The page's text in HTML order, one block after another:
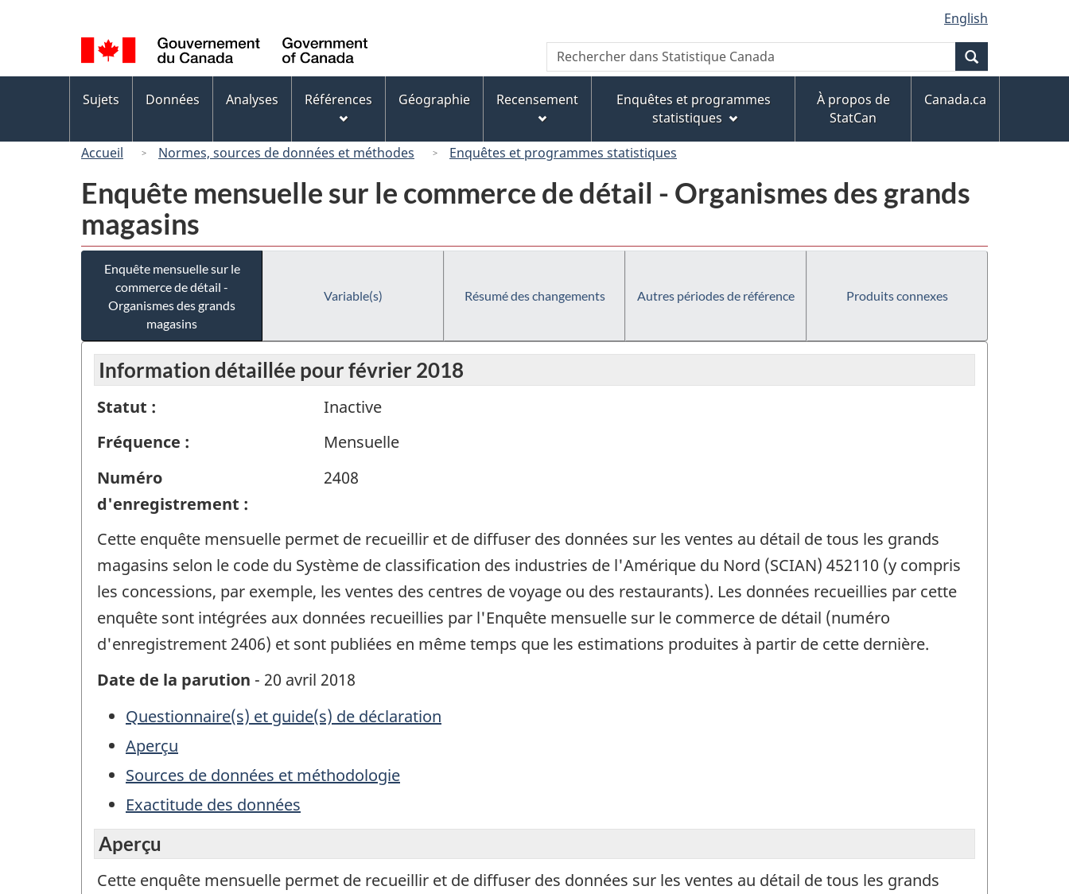
au
contenu
principal
« À
propos
de
ce
version
HTML
simplifiée
de
la
langue
English
Canada
Recherche
Rechercher
dans
Canada
des
Sujets Données Analyses Références Géographie Recensement
Enquêtes et programmes
statistiques
À propos de
StatCan
Canada.ca
Accueil Normes, sources de données et méthodes Enquêtes et programmes statistiques
Enquête mensuelle sur le commerce de détail - Organismes des grands
magasins
Enquête mensuelle sur le
commerce de détail -
Organismes des grands
magasins
Variable(s) Résumé des changements Autres périodes de référence Produits connexes
Information détaillée pour février 2018
Statut :
Inactive
Fréquence :
Mensuelle
Numéro
d'enregistrement :
2408
Cette enquête mensuelle permet de recueillir et de diffuser des données sur les ventes au détail de tous les grands
magasins selon le code du Système de classification des industries de l'Amérique du Nord (SCIAN) 452110 (y compris
les concessions, par exemple, les ventes des centres de voyage ou des restaurants). Les données recueillies par cette
enquête sont intégrées aux données recueillies par l'Enquête mensuelle sur le commerce de détail (numéro
d'enregistrement 2406) et sont publiées en même temps que les estimations produites à partir de cette dernière.
Date de la parution - 20 avril 2018
Questionnaire(s) et guide(s) de déclaration
Aperçu
Sources de données et méthodologie
Exactitude des données
Aperçu
Cette enquête mensuelle permet de recueillir et de diffuser des données sur les ventes au détail de tous les grands